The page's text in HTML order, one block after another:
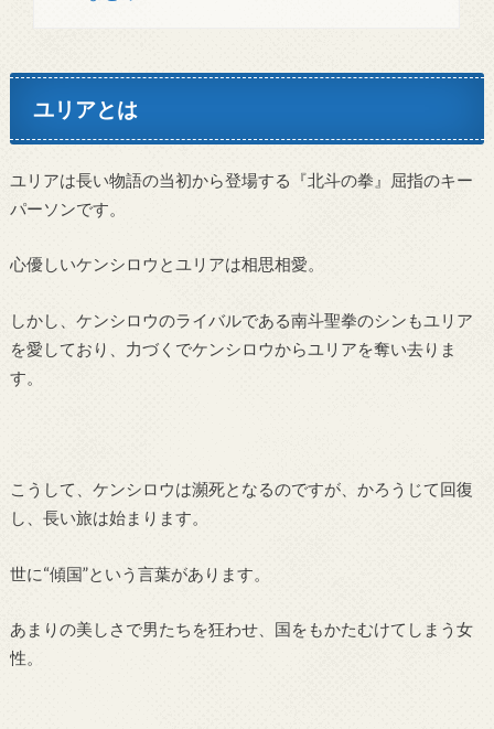
ユリアとは
ユリアは長い物語の当初から登場する『北斗の拳』屈指のキー
パーソンです。
心優しいケンシロウとユリアは相思相愛。
しかし、ケンシロウのライバルである南斗聖拳のシンもユリア
を愛しており、力づくでケンシロウからユリアを奪い去りま
す。
こうして、ケンシロウは瀕死となるのですが、かろうじて回復
し、長い旅は始まります。
世に“傾国”という言葉があります。
あまりの美しさで男たちを狂わせ、国をもかたむけてしまう女
性。